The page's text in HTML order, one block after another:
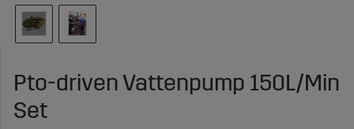
Pto-driven Vattenpump 150L/Min
Set